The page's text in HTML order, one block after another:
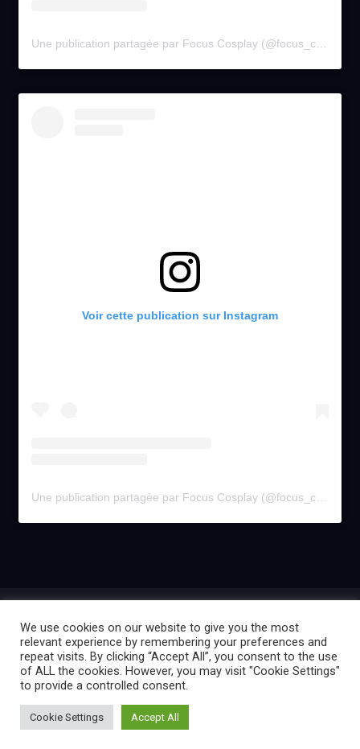
Une publication partagée par Focus Cosplay (@focus_cosplay)
Voir cette publication sur Instagram
Une publication partagée par Focus Cosplay (@focus_cosplay)
Mentions légales
Politique de confidentialité
Créé par La Ligue des Cosplayers
Extraordinaires | 2025
We use cookies on our website to give you the most
relevant experience by remembering your preferences and
repeat visits. By clicking “Accept All”, you consent to the use
of ALL the cookies. However, you may visit "Cookie Settings"
to provide a controlled consent.
Cookie Settings Accept All